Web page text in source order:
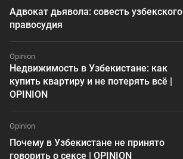
Адвокат дьявола: совесть узбекского
правосудия
Opinion
Недвижимость в Узбекистане: как
купить квартиру и не потерять всё |
OPINION
Opinion
Почему в Узбекистане не принято
говорить о сексе | OPINION